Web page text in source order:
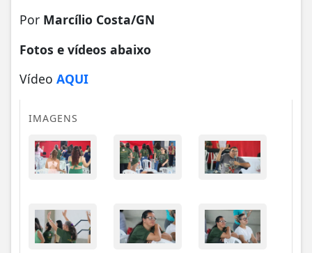
Por Marcílio Costa/GN
Fotos e vídeos abaixo
Vídeo AQUI
IMAGENS